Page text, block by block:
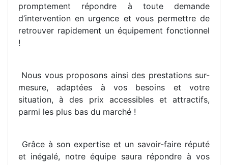
promptement répondre à toute demande
d’intervention en urgence et vous permettre de
retrouver rapidement un équipement fonctionnel
!
Nous vous proposons ainsi des prestations sur-
mesure, adaptées à vos besoins et votre
situation, à des prix accessibles et attractifs,
parmi les plus bas du marché !
Grâce à son expertise et un savoir-faire réputé
et inégalé, notre équipe saura répondre à vos